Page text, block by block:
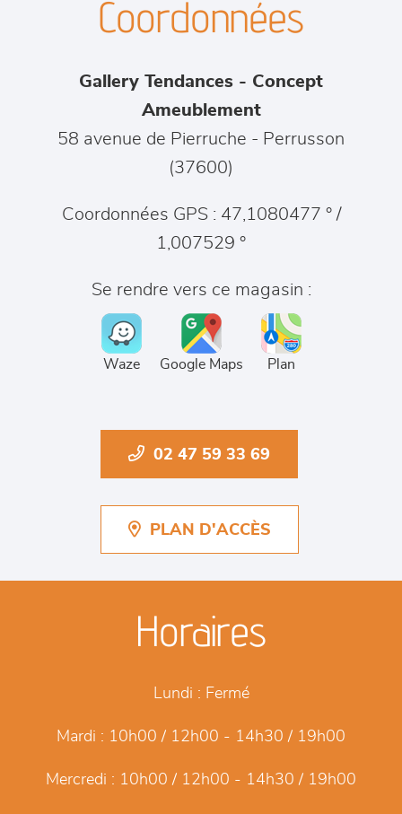
Coordonnées
Gallery Tendances - Concept
Ameublement
58 avenue de Pierruche - Perrusson
(37600)
Coordonnées GPS : 47,1080477 ° /
1,007529 °
Se rendre vers ce magasin :
Waze Google Maps Plan
02 47 59 33 69
PLAN D'ACCÈS
Horaires
Lundi : Fermé
Mardi : 10h00 / 12h00 - 14h30 / 19h00
Mercredi : 10h00 / 12h00 - 14h30 / 19h00